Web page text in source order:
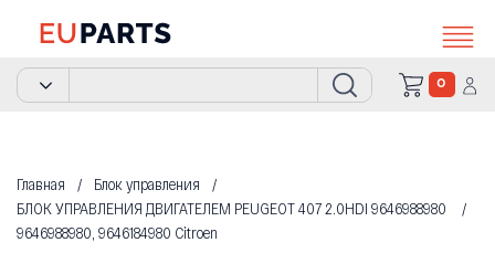
0
Главная
Блок управления
БЛОК УПРАВЛЕНИЯ ДВИГАТЕЛЕМ PEUGEOT 407 2.0HDI 9646988980
9646988980, 9646184980 Citroen